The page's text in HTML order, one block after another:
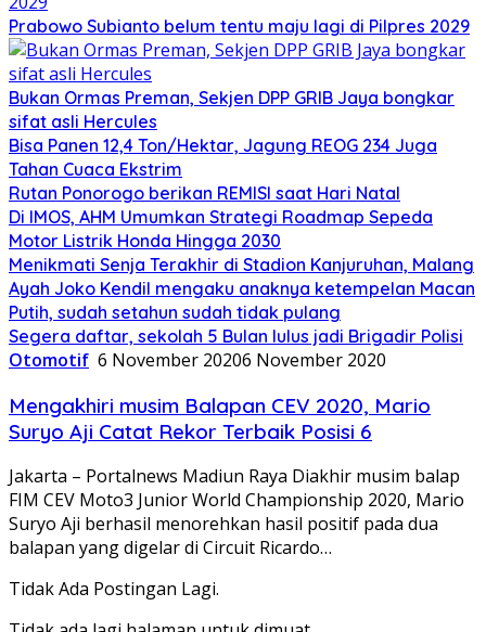
Prabowo Subianto belum tentu maju lagi di Pilpres 2029
Bukan Ormas Preman, Sekjen DPP GRIB Jaya bongkar
sifat asli Hercules
Bisa Panen 12,4 Ton/Hektar, Jagung REOG 234 Juga
Tahan Cuaca Ekstrim
Rutan Ponorogo berikan REMISI saat Hari Natal
Di IMOS, AHM Umumkan Strategi Roadmap Sepeda
Motor Listrik Honda Hingga 2030
Menikmati Senja Terakhir di Stadion Kanjuruhan, Malang
Ayah Joko Kendil mengaku anaknya ketempelan Macan
Putih, sudah setahun sudah tidak pulang
Segera daftar, sekolah 5 Bulan lulus jadi Brigadir Polisi
Otomotif 6 November 20206 November 2020
Mengakhiri musim Balapan CEV 2020, Mario
Suryo Aji Catat Rekor Terbaik Posisi 6
Jakarta – Portalnews Madiun Raya Diakhir musim balap
FIM CEV Moto3 Junior World Championship 2020, Mario
Suryo Aji berhasil menorehkan hasil positif pada dua
balapan yang digelar di Circuit Ricardo…
Tidak Ada Postingan Lagi.